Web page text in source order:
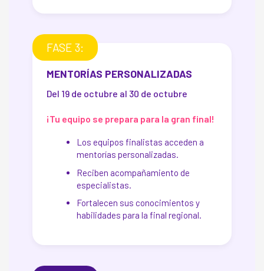
FASE 3:
MENTORÍAS PERSONALIZADAS
Del 19 de octubre al 30 de octubre
¡Tu equipo se prepara para la gran final!
Los equipos finalistas acceden a
mentorías personalizadas.
Reciben acompañamiento de
especialistas.
Fortalecen sus conocimientos y
habilidades para la final regional.